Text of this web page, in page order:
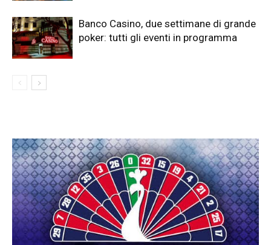
Banco Casino, due settimane di grande
poker: tutti gli eventi in programma